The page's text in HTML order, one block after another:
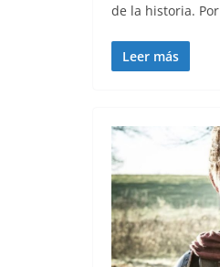
de la historia. Por
Leer más